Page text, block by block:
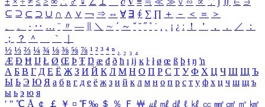
⊆ ⊇ ⊂ ⊃ ∪ ∩ ∧ ∨ ￢ ⇒ ⇔ ∀ ∃ ∮ ∑ ∏ ＋ － ＜ ＝
＞
、
。 · ‥ … ¨ 〃 ― ＼ ∼ ´ ～ ˇ ˘ ˝ ˚ ˙ ¸ ¡ ¿ ː ！ ＇ ， ． ／
：
；
？ ＾ ｀
½ ⅓ ⅔ ¼ ¾ ⅛ ⅜ ⅝ ⅞ ¹ ² ³ ⁴ ⁿ ₁ ₂ ₃ ₄
Æ Ð Ħ Ĳ Ł Ø Œ Þ Ŧ Ŋ æ đ ð ħ ı ĳ ĸ ŀ ł ø œ ß þ ŧ ŋ ŉ
А Б В Г Д Е Ё Ж З И Й К Л М Н О П Р С Т У Ф Х Ц Ч Ш Щ Ъ
Ы Ь Э Ю Я а б в г д е ё ж з и й к л м н о п р с т у ф х ц ч ш щ ъ
ы ь э ю я
′ ″ ℃ Å ￠ ￡ ￥ ¤ ℉ ‰ ＄ ％ Ｆ ￦ ㎕ ㎖ ㎗ ℓ ㎘ ㏄ ㎣ ㎤ ㎥ ㎦